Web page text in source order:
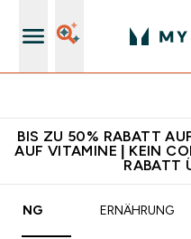
BIS ZU 50% RABATT
AUF VITAMINE | KEIN
RABATT
ERNÄHRUNG